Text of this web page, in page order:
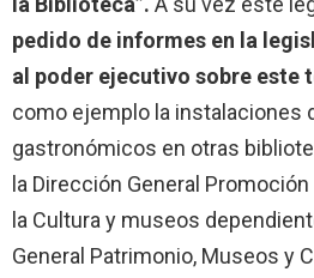
pedido de informes en la
al poder ejecutivo sobre este
como ejemplo la instalaciones
gastronómicos en otras
la Dirección General
la Cultura y museos
General Patrimonio, Museos y